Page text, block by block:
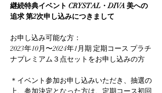
継続特典イベント CRYSTAL・DIVA 美への
追求 第2次申し込みにつきまして
お申し込み可能な方：
2023年10月〜2024年1月期 定期コース プラチ
ナプレミアム３点セットをお申し込みの方
＊イベント参加お申し込みいただき、抽選の
上、参加決定となった方は、定期コース初回